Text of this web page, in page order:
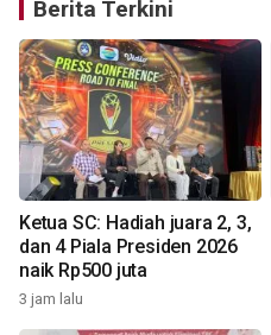
Berita Terkini
Ketua SC: Hadiah juara 2, 3,
dan 4 Piala Presiden 2026
naik Rp500 juta
3 jam lalu